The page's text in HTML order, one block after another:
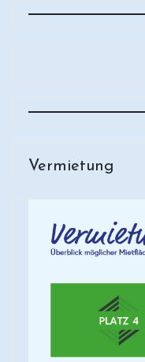
Vermietung